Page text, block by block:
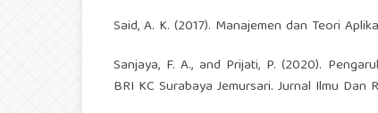
Said, A. K. (2017). Manajemen dan Teori
Sanjaya, F. A., and Prijati, P. (2020).
BRI KC Surabaya Jemursari. Jurnal Ilmu Dan